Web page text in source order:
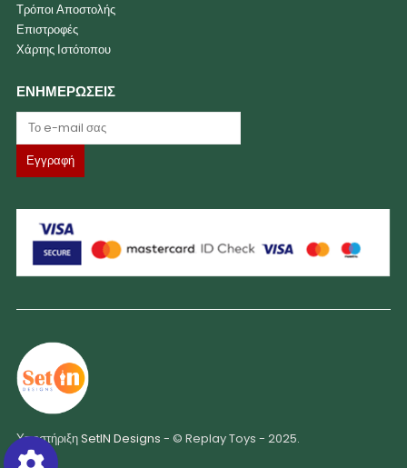
Τρόποι Αποστολής
Επιστροφές
Χάρτης Ιστότοπου
ΕΝΗΜΕΡΩΣΕΙΣ
ΥποστήριξηSetIN Designs - © Replay Toys - 2025.